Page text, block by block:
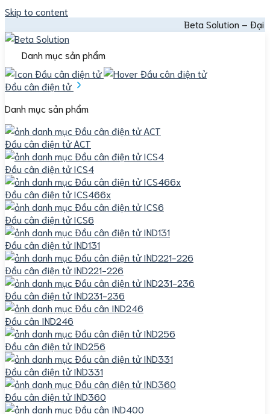
Skip to content
Beta Solution – Đại lý chính
Danh mục sản phẩm
Đầu cân điện tử
Danh mục sản phẩm
Đầu cân điện tử ACT
Đầu cân điện tử ICS4
Đầu cân điện tử ICS466x
Đầu cân điện tử ICS6
Đầu cân điện tử IND131
Đầu cân điện tử IND221-226
Đầu cân điện tử IND231-236
Đầu cân IND246
Đầu cân điện tử IND256
Đầu cân điện tử IND331
Đầu cân điện tử IND360